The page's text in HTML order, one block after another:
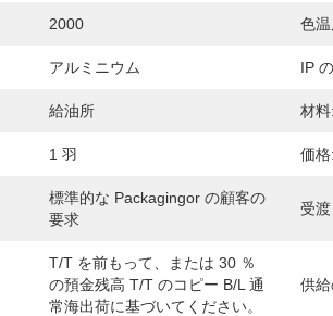
2000 色
アルミニウム IP
給油所 材料:
1 羽 価格:
標準的な Packagingor の顧客の
要求
受
T/T を前もって、または 30 ％
の預金残高 T/T のコピー B/l 通
常海出荷に基づいてください。
供